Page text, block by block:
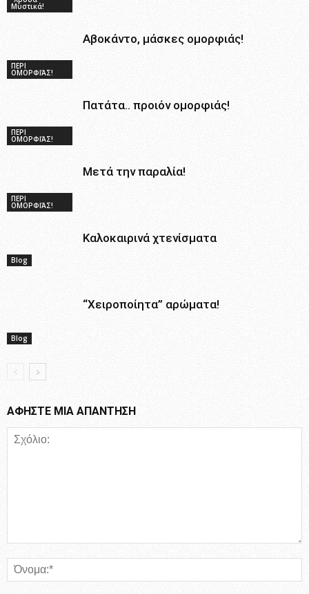
Μυστικά!
ΠΕΡΙ
ΟΜΟΡΦΙΆΣ!
Αβοκάντο, μάσκες ομορφιάς!
ΠΕΡΙ
ΟΜΟΡΦΙΆΣ!
Πατάτα.. προιόν ομορφιάς!
ΠΕΡΙ
ΟΜΟΡΦΙΆΣ!
Μετά την παραλία!
Blog
Καλοκαιρινά χτενίσματα
Blog
“Χειροποίητα” αρώματα!
ΑΦΗΣΤΕ ΜΙΑ ΑΠΑΝΤΗΣΗ